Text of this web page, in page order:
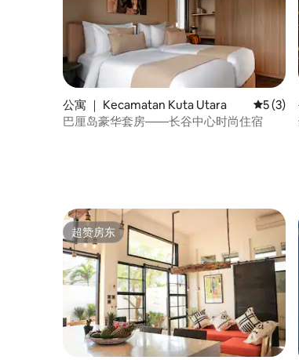
公寓 ｜ Kecamatan Kuta Utara 平均评
5 (3)
巴厘岛豪华套房——长谷中心时尚住宿
超赞房东
超赞房东